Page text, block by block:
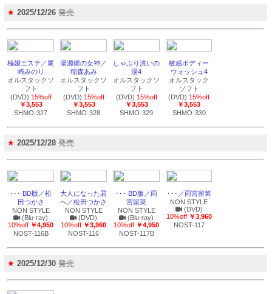
★ 2025/12/26 発売
極嬢エステ／尾
崎みのり
オルスタックソ
フト
(DVD) 15%off
￥3,553
SHMO-327
湯源郷の女神／
稲森あみ
オルスタックソ
フト
(DVD) 15%off
￥3,553
SHMO-328
しゃぶり洗いの
湯4
オルスタックソ
フト
(DVD) 15%off
￥3,553
SHMO-329
敏感ボディー
ウォッシュ4
オルスタック
ソフト
(DVD) 15%off
￥3,553
SHMO-330
★ 2025/12/28 発売
･･･ BD版／松
田つかさ
NON STYLE
(Blu-ray)
10%off ￥4,950
NOST-116B
大人になった君
へ／松田つかさ
NON STYLE
(DVD)
10%off ￥3,960
NOST-116
･･･ BD版／雨
宮留菜
NON STYLE
(Blu-ray)
10%off ￥4,950
NOST-117B
･･･／雨宮留菜
NON STYLE
(DVD)
10%off ￥3,960
NOST-117
★ 2025/12/30 発売